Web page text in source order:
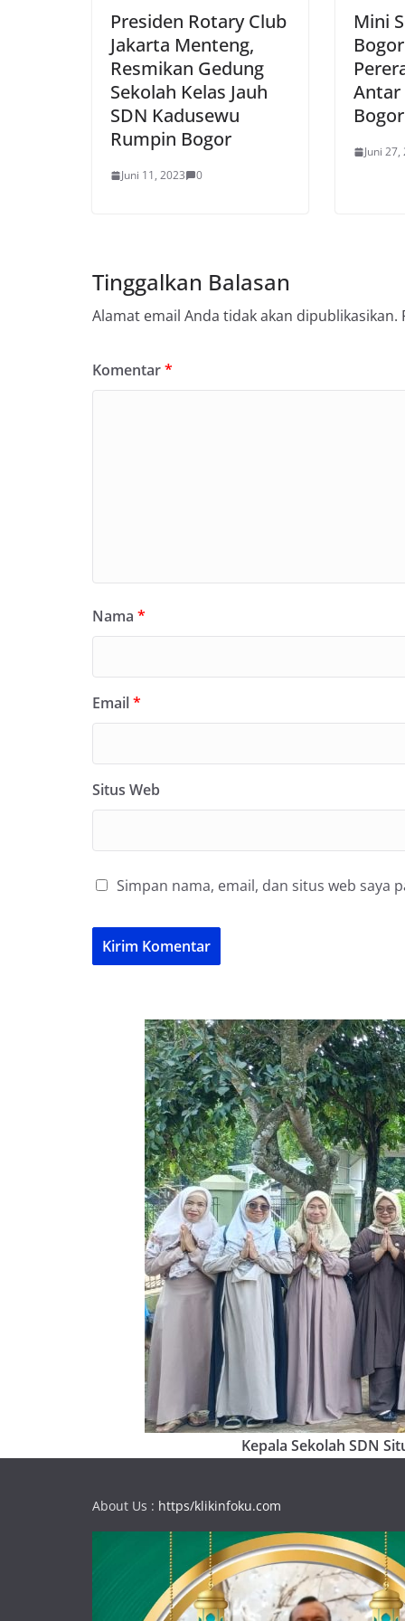
Presiden Rotary Club
Jakarta Menteng,
Resmikan Gedung
Sekolah Kelas Jauh
SDN Kadusewu
Rumpin Bogor
Juni 11, 2023 0
Mini
Antar
Juni 27,
Tinggalkan Balasan
Alamat email Anda tidak akan dipublikasikan.
Komentar*
Nama *
Email*
Situs Web
Simpan nama, email, dan situs web
Kepala Sekolah SDN
About Us : https/klikinfoku.com